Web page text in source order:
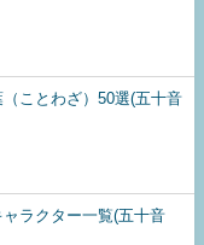
（ことわざ）50選(五十音
ャラクター一覧(五十音